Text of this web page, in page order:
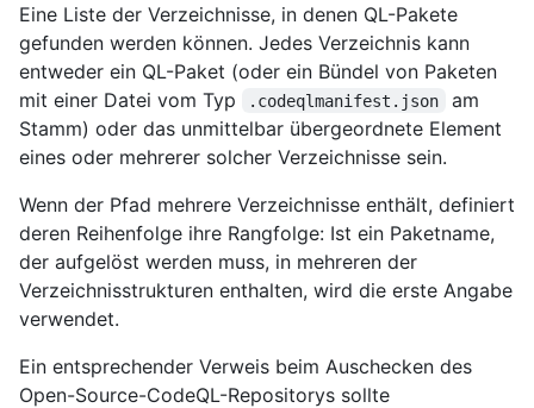
Eine Liste der Verzeichnisse, in denen QL-Pakete
gefunden werden können. Jedes Verzeichnis kann
entweder ein QL-Paket (oder ein Bündel von Paketen
mit einer Datei vom Typ
.codeqlmanifest.json
am
Stamm) oder das unmittelbar übergeordnete Element
eines oder mehrerer solcher Verzeichnisse sein.
Wenn der Pfad mehrere Verzeichnisse enthält, definiert
deren Reihenfolge ihre Rangfolge: Ist ein Paketname,
der aufgelöst werden muss, in mehreren der
Verzeichnisstrukturen enthalten, wird die erste Angabe
verwendet.
Ein entsprechender Verweis beim Auschecken des
Open-Source-CodeQL-Repositorys sollte